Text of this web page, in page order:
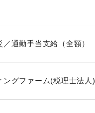
通勤手当支給（全額）
グファーム(税理士法人)